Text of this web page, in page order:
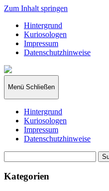
Zum Inhalt springen
Hintergrund
Kuriosologen
Impressum
Datenschutzhinweise
kuriosologie.de
Menü Schließen
Hintergrund
Kuriosologen
Impressum
Datenschutzhinweise
nach:
Kategorien